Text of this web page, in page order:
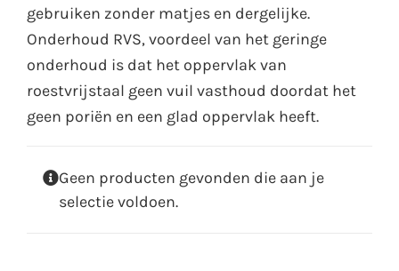
gebruiken zonder matjes en dergelijke.
Onderhoud RVS, voordeel van het geringe
onderhoud is dat het oppervlak van
roestvrijstaal geen vuil vasthoud doordat het
geen poriën en een glad oppervlak heeft.
Geen producten gevonden die aan je
selectie voldoen.